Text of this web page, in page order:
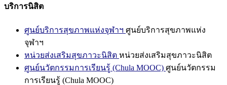
บริการนิสิต
ศูนย์บริการสุขภาพแห่งจุฬาฯ ศูนย์บริการสุขภาพแห่ง
จุฬาฯ
หน่วยส่งเสริมสุขภาวะนิสิต หน่วยส่งเสริมสุขภาวะนิสิต
ศูนย์นวัตกรรมการเรียนรู้ (Chula MOOC) ศูนย์นวัตกรรม
การเรียนรู้ (Chula MOOC)